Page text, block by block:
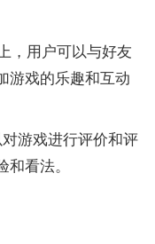
用户可以与好友
游戏的乐趣和互动
游戏进行评价和评
看法。